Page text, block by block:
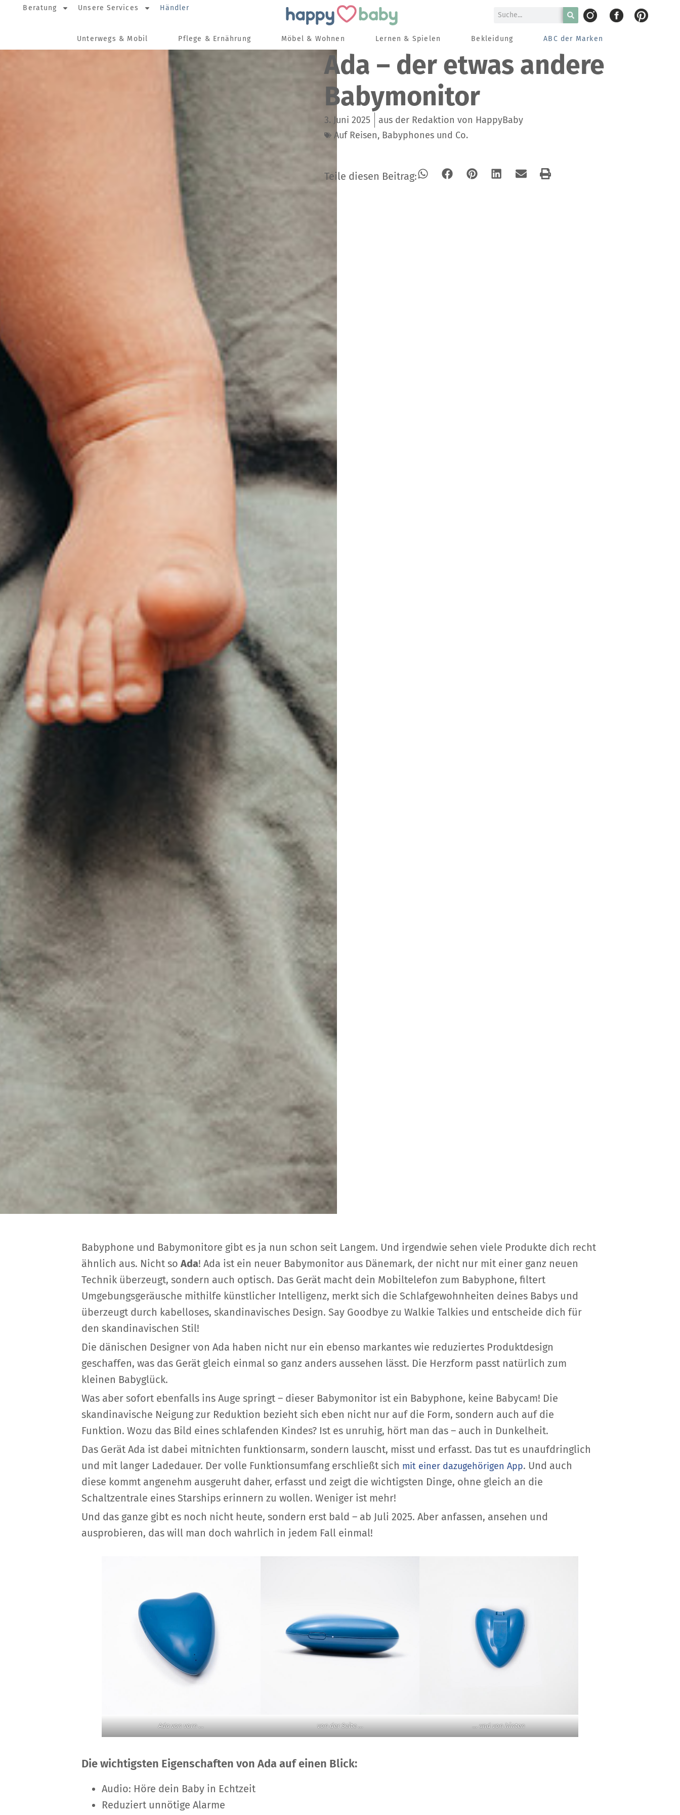
Beratung Unsere Services Händler
Unterwegs & Mobil Pflege & Ernährung Möbel & Wohnen Lernen & Spielen Bekleidung ABC der Marken
Ada – der etwas andere
Babymonitor
3. Juni 2025
aus der Redaktion von HappyBaby
Auf Reisen, Babyphones und Co.
Teile diesen Beitrag:
Babyphone und Babymonitore gibt es ja nun schon seit Langem. Und irgendwie sehen viele Produkte dich recht
ähnlich aus. Nicht soAda! Ada ist ein neuer Babymonitor aus Dänemark, der nicht nur mit einer ganz neuen
Technik überzeugt, sondern auch optisch. Das Gerät macht dein Mobiltelefon zum Babyphone, filtert
Umgebungsgeräusche mithilfe künstlicher Intelligenz, merkt sich die Schlafgewohnheiten deines Babys und
überzeugt durch kabelloses, skandinavisches Design. Say Goodbye zu Walkie Talkies und entscheide dich für
den skandinavischen Stil!
Die dänischen Designer von Ada haben nicht nur ein ebenso markantes wie reduziertes Produktdesign
geschaffen, was das Gerät gleich einmal so ganz anders aussehen lässt. Die Herzform passt natürlich zum
kleinen Babyglück.
Was aber sofort ebenfalls ins Auge springt – dieser Babymonitor ist ein Babyphone, keine Babycam! Die
skandinavische Neigung zur Reduktion bezieht sich eben nicht nur auf die Form, sondern auch auf die
Funktion. Wozu das Bild eines schlafenden Kindes? Ist es unruhig, hört man das – auch in Dunkelheit.
Das Gerät Ada ist dabei mitnichten funktionsarm, sondern lauscht, misst und erfasst. Das tut es unaufdringlich
und mit langer Ladedauer. Der volle Funktionsumfang erschließt sich mit einer dazugehörigen App. Und auch
diese kommt angenehm ausgeruht daher, erfasst und zeigt die wichtigsten Dinge, ohne gleich an die
Schaltzentrale eines Starships erinnern zu wollen. Weniger ist mehr!
Und das ganze gibt es noch nicht heute, sondern erst bald – ab Juli 2025. Aber anfassen, ansehen und
ausprobieren, das will man doch wahrlich in jedem Fall einmal!
Ada von vorn … von der Seite … … und von hinten
Die wichtigsten Eigenschaften von Ada auf einen Blick:
Audio: Höre dein Baby in Echtzeit
Reduziert unnötige Alarme